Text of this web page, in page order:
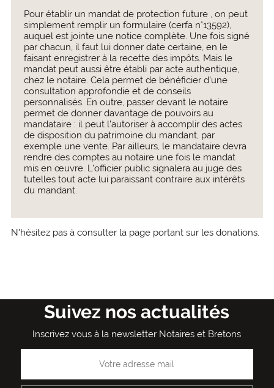
Pour établir un mandat de protection future , on peut
simplement remplir un formulaire (cerfa n°13592),
auquel est jointe une notice complète. Une fois signé
par chacun, il faut lui donner date certaine, en le
faisant enregistrer à la recette des impôts. Mais le
mandat peut aussi être établi par acte authentique,
chez le notaire. Cela permet de bénéficier d’une
consultation approfondie et de conseils
personnalisés. En outre, passer devant le notaire
permet de donner davantage de pouvoirs au
mandataire : il peut l’autoriser à accomplir des actes
de disposition du patrimoine du mandant, par
exemple une vente. Par ailleurs, le mandataire devra
rendre des comptes au notaire une fois le mandat
mis en œuvre. L’officier public signalera au juge des
tutelles tout acte lui paraissant contraire aux intérêts
du mandant.
N'hésitez pas à consulter la page portant sur les donations.
Suivez nos actualités
Inscrivez vous à la newsletter Notaires et Bretons